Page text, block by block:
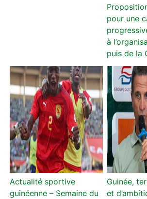
pour une
à
puis de la
Actualité sportive
guinéenne – Semaine du
Guinée,
et